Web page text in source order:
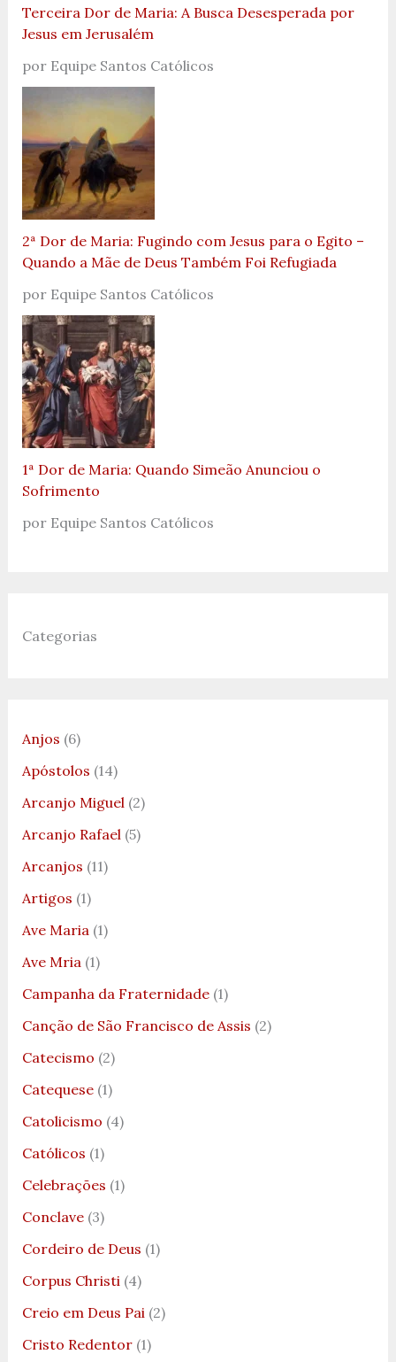
Terceira Dor de Maria: A Busca Desesperada por
Jesus em Jerusalém
por Equipe Santos Católicos
2ª Dor de Maria: Fugindo com Jesus para o Egito –
Quando a Mãe de Deus Também Foi Refugiada
por Equipe Santos Católicos
1ª Dor de Maria: Quando Simeão Anunciou o
Sofrimento
por Equipe Santos Católicos
Categorias
Anjos (6)
Apóstolos (14)
Arcanjo Miguel(2)
Arcanjo Rafael(5)
Arcanjos (11)
Artigos (1)
Ave Maria(1)
Ave Mria(1)
Campanha da Fraternidade(1)
Canção de São Francisco de Assis (2)
Catecismo (2)
Catequese(1)
Catolicismo (4)
Católicos (1)
Celebrações (1)
Conclave(3)
Cordeiro de Deus (1)
Corpus Christi(4)
Creio em Deus Pai(2)
Cristo Redentor(1)